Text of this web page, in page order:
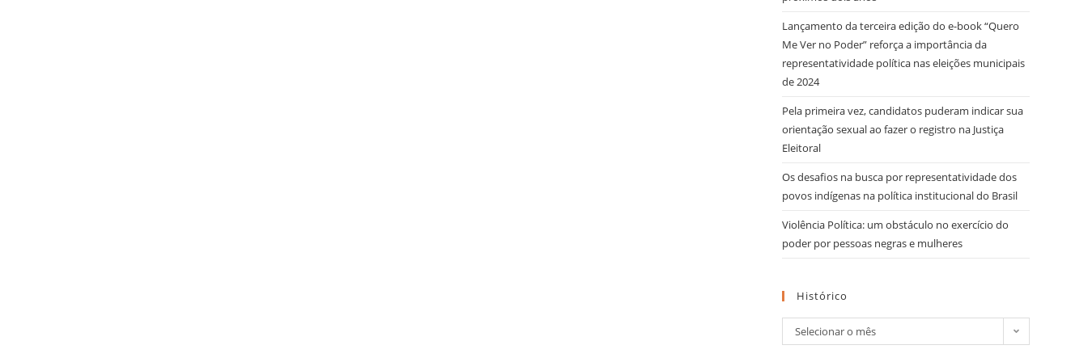
Lançamento da terceira edição do e-book “Quero
Me Ver no Poder” reforça a importância da
representatividade política nas eleições municipais
de 2024
Pela primeira vez, candidatos puderam indicar sua
orientação sexual ao fazer o registro na Justiça
Eleitoral
Os desafios na busca por representatividade dos
povos indígenas na política institucional do Brasil
Violência Política: um obstáculo no exercício do
poder por pessoas negras e mulheres
Histórico
Selecionar o mês